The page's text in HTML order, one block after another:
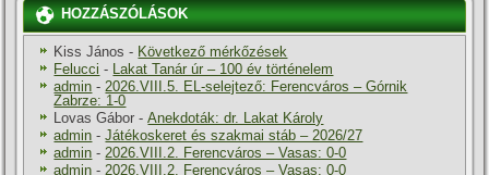
HOZZÁSZÓLÁSOK
Kiss János - Következő mérkőzések
Felucci - Lakat Tanár úr – 100 év történelem
admin - 2026.VIII.5. EL-selejtező: Ferencváros – Górnik
Zabrze: 1-0
Lovas Gábor -Anekdoták: dr. Lakat Károly
admin -Játékoskeret és szakmai stáb – 2026/27
admin - 2026.VIII.2. Ferencváros – Vasas: 0-0
admin - 2026.VIII.2. Ferencváros – Vasas: 0-0